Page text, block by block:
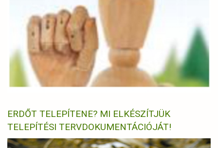
ERDŐT TELEPÍTENE? MI ELKÉSZÍTJÜK
TELEPÍTÉSI TERVDOKUMENTÁCIÓJÁT!